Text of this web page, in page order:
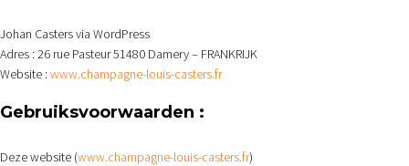
Johan Casters via WordPress
Adres : 26 rue Pasteur 51480 Damery – FRANKRIJK
Website : www.champagne-louis-casters.fr
Gebruiksvoorwaarden :
Deze website (www.champagne-louis-casters.fr)